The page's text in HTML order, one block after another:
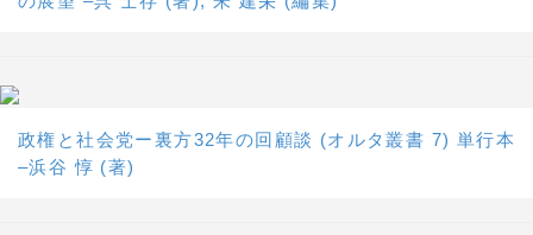
政権と社会党ー裏方32年の回顧談 (オルタ叢書 7) 単行本
–浜谷 惇 (著)